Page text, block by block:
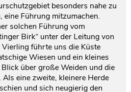
besonders nahe zu
eine Führung mitzumachen.
solchen Führung vom
Birk“ unter der Leitung von
führte uns die Küste
Wiesen und ein kleines
über große Weiden und die
eine zweite, kleinere Herde
und sich neugierig den